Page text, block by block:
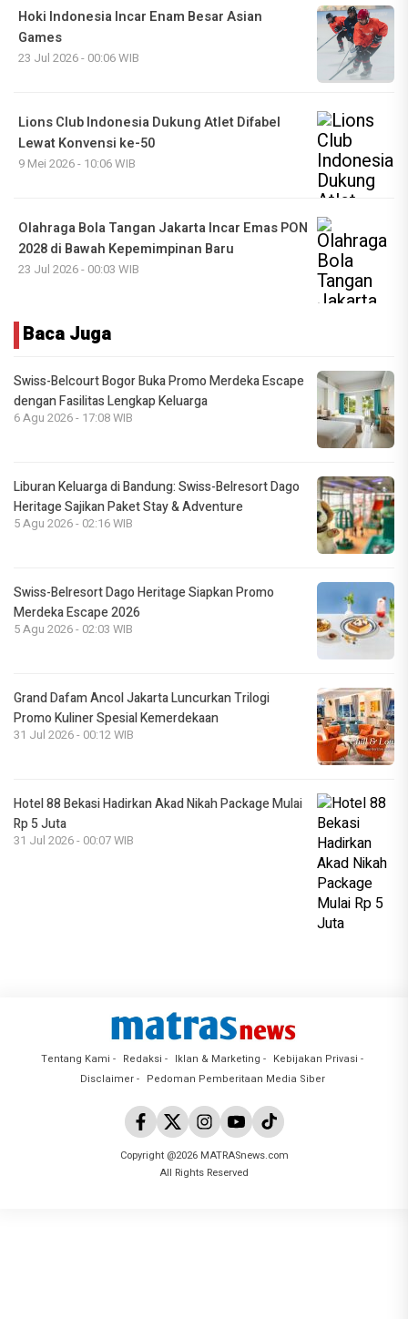
Hoki Indonesia Incar Enam Besar Asian
Games
23 Jul 2026 - 00:06 WIB
Lions Club Indonesia Dukung Atlet Difabel
Lewat Konvensi ke-50
9 Mei 2026 - 10:06 WIB
Olahraga Bola Tangan Jakarta Incar Emas PON
2028 di Bawah Kepemimpinan Baru
23 Jul 2026 - 00:03 WIB
Baca Juga
Swiss-Belcourt Bogor Buka Promo Merdeka Escape
dengan Fasilitas Lengkap Keluarga
6 Agu 2026 - 17:08 WIB
Liburan Keluarga di Bandung: Swiss-Belresort Dago
Heritage Sajikan Paket Stay & Adventure
5 Agu 2026 - 02:16 WIB
Swiss-Belresort Dago Heritage Siapkan Promo
Merdeka Escape 2026
5 Agu 2026 - 02:03 WIB
Grand Dafam Ancol Jakarta Luncurkan Trilogi
Promo Kuliner Spesial Kemerdekaan
31 Jul 2026 - 00:12 WIB
Hotel 88 Bekasi Hadirkan Akad Nikah Package Mulai
Rp 5 Juta
31 Jul 2026 - 00:07 WIB
Tentang Kami Redaksi Iklan & Marketing
Kebijakan Privasi
Disclaimer
Pedoman Pemberitaan Media Siber
Copyright @2026 MATRASnews.com
All Rights Reserved